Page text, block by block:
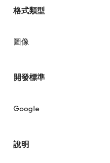
格式類型
圖像
開發標準
Google
說明